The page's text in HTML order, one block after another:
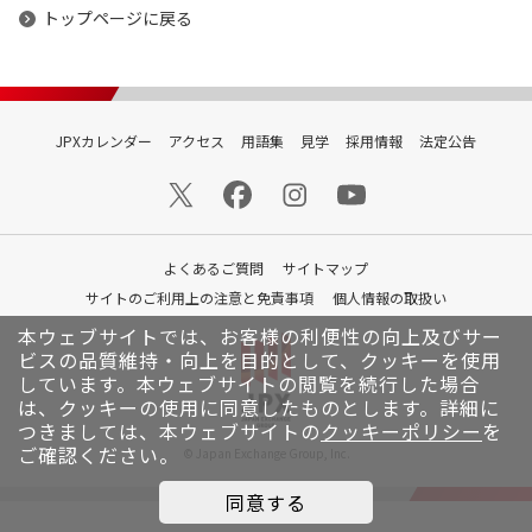
本ウェブサイトでは、お客様の利便性の向上及びサー
ビスの品質維持・向上を目的として、クッキーを使用
しています。 本ウェブサイトの閲覧を続行した場合
は、クッキーの使用に同意したものとします。詳細に
つきましては、本ウェブサイトのクッキーポリシー を
ご確認ください。
同意する
トップページに戻る
JPXカレンダー アクセス 用語集 見学 採用情報 法定公告
よくあるご質問
サイトマップ
サイトのご利用上の注意と免責事項
個人情報の取扱い